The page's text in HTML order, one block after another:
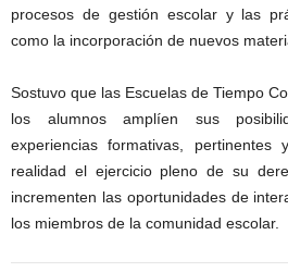
procesos de gestión escolar y las
como la incorporación de nuevos
Sostuvo que las Escuelas de Tiempo
los alumnos amplíen sus
experiencias formativas, pertinentes
realidad el ejercicio pleno de su
incrementen las oportunidades de
los miembros de la comunidad escolar.